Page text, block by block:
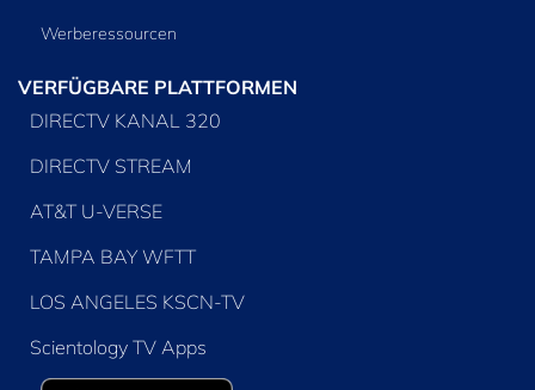
Werberessourcen
VERFÜGBARE PLATTFORMEN
DIRECTV KANAL 320
DIRECTV STREAM
AT&T U-VERSE
TAMPA BAY WFTT
LOS ANGELES KSCN-TV
Scientology TV Apps